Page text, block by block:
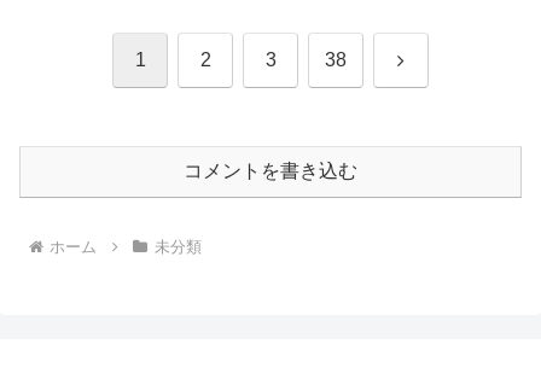
1 2 3 38 次
コメントを書き込む
ホーム 未分類